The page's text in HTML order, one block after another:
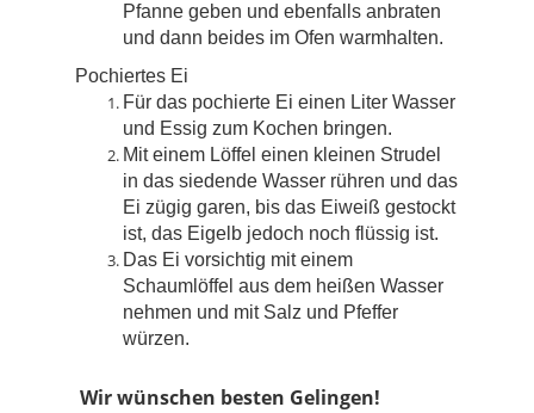
Pfanne geben und ebenfalls anbraten
und dann beides im Ofen warmhalten.
Pochiertes Ei
Für das pochierte Ei einen Liter Wasser
und Essig zum Kochen bringen.
Mit einem Löffel einen kleinen Strudel
in das siedende Wasser rühren und das
Ei zügig garen, bis das Eiweiß gestockt
ist, das Eigelb jedoch noch flüssig ist.
Das Ei vorsichtig mit einem
Schaumlöffel aus dem heißen Wasser
nehmen und mit Salz und Pfeffer
würzen.
Wir wünschen besten Gelingen!